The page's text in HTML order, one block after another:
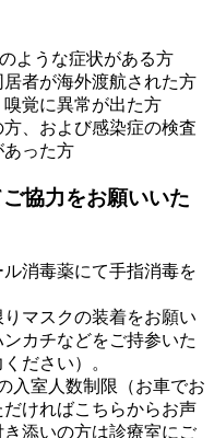
ような症状がある方
者が海外渡航された方
覚に異常が出た方
、および感染症の検査
あった方
協力をお願いいた
消毒薬にて手指消毒を
マスクの装着をお願い
カチなどをご持参いた
ださい）。
入室人数制限（お車でお
ければこちらからお声
添いの方は診療室にご